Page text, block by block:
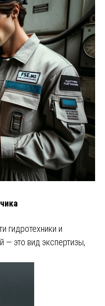
гидротехники и
— это вид экспертизы,